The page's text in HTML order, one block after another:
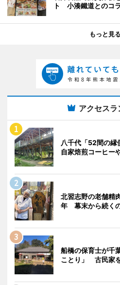
ト 小湊鐵道とのコ
もっと見る
アクセス
八千代「52間の
自家焙煎コーヒー
北習志野の老舗精
年 幕末から続く
船橋の保育士が千
ことり」 古民家